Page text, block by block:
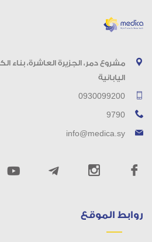
مشروع دمر، الجزيرة العاشرة، بناء
اليابانية
0930099200
9790
info@medica.sy
روابط الموقع